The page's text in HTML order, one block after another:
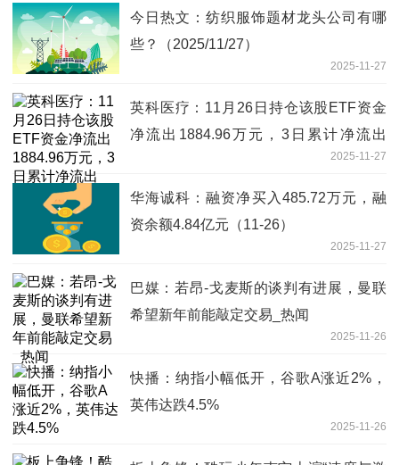
今日热文：纺织服饰题材龙头公司有哪
些？（2025/11/27）
2025-11-27
英科医疗：11月26日持仓该股ETF资金
净流出1884.96万元，3日累计净流出
2025-11-27
华海诚科：融资净买入485.72万元，融
资余额4.84亿元（11-26）
2025-11-27
巴媒：若昂-戈麦斯的谈判有进展，曼联
希望新年前能敲定交易_热闻
2025-11-26
快播：纳指小幅低开，谷歌A涨近2%，
英伟达跌4.5%
2025-11-26